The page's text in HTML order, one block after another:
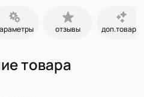
отзывы доп.товары
товара